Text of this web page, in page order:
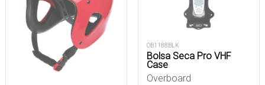
OB1188BLK
Bolsa Seca Pro VHF
Case
Overboard